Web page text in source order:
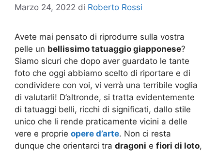
Marzo 24, 2022 di Roberto Rossi
Avete mai pensato di riprodurre sulla vostra
pelle un bellissimo tatuaggio giapponese?
Siamo sicuri che dopo aver guardato le tante
foto che oggi abbiamo scelto di riportare e di
condividere con voi, vi verrà una terribile voglia
di valutarli! D’altronde, si tratta evidentemente
di tatuaggi belli, ricchi di significati, dallo stile
unico che li rende praticamente vicini a delle
vere e proprie opere d’arte. Non ci resta
dunque che orientarci tra dragoni e fiori di loto,